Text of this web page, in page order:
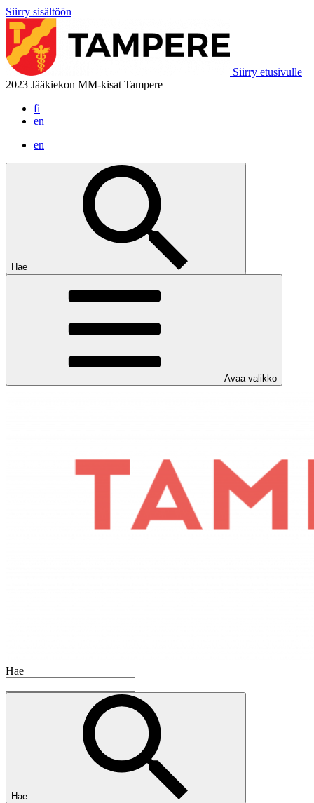
Siirry sisältöön
Siirry etusivulle
2023 Jääkiekon MM-kisat Tampere
fi
en
en
Hae
Avaa valikko
Hae
Hae